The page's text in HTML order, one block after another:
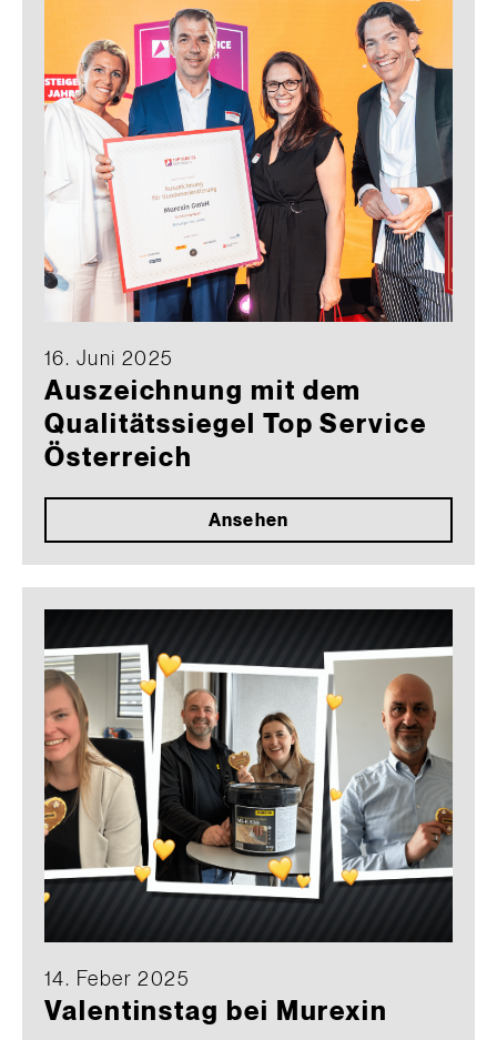
16. Juni 2025
Auszeichnung mit dem
Qualitätssiegel Top Service
Österreich
Ansehen
14. Feber 2025
Valentinstag bei Murexin